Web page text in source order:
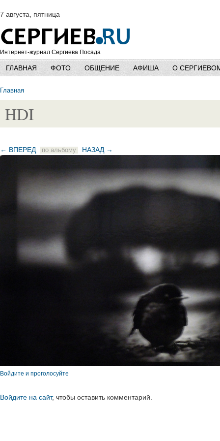
7 августа, пятница
Интернет-журнал Сергиева Посада
ГЛАВНАЯ ФОТО ОБЩЕНИЕ АФИША О
Главная
HDI
← ВПЕРЕД по альбому НАЗАД →
Войдите и проголосуйте
Войдите на сайт, чтобы оставить комментарий.